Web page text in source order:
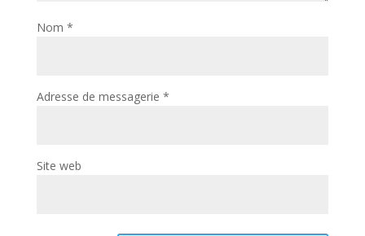
Nom *
Adresse de messagerie *
Site web